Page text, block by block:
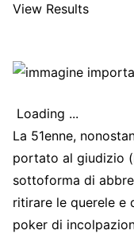
View Results
Loading ...
La 51enne,
portato al giudizio
sottoforma di
ritirare le querele e
poker di